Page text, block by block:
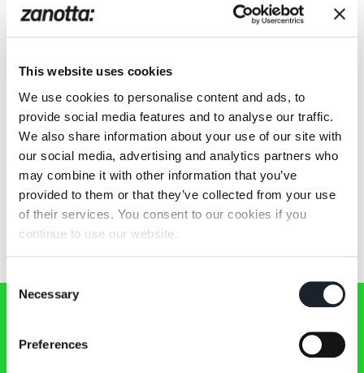
This website uses cookies
We use cookies to personalise content and ads, to
provide social media features and to analyse our traffic.
We also share information about your use of our site with
our social media, advertising and analytics partners who
may combine it with other information that you’ve
provided to them or that they’ve collected from your use
of their services. You consent to our cookies if you
continue to use our website.
Selection
Necessary
Preferences
Oliva
Zanotta 新闻通讯